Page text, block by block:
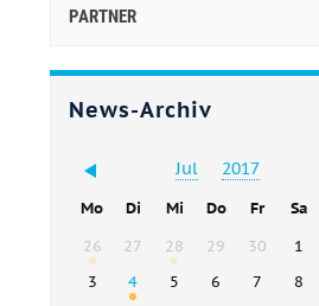
PARTNER
News-Archiv
Jul 2017
Mo Di Mi Do Fr Sa
26
27 28 29 30 1
3
4 5 6 7 8